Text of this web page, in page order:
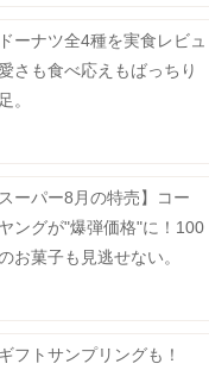
ーナツ全4種を実食レビュ
さも食べ応えもばっちり
。
スーパー8月の特売】コー
ングが"爆弾価格"に！100
お菓子も見逃せない。
フトサンプリングも！